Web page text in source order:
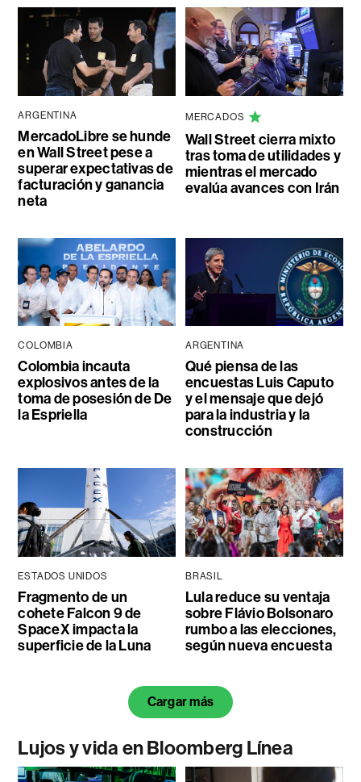
ARGENTINA
MercadoLibre se hunde
en Wall Street pese a
superar expectativas de
facturación y ganancia
neta
MERCADOS
Wall Street cierra mixto
tras toma de utilidades y
mientras el mercado
evalúa avances con Irán
COLOMBIA
Colombia incauta
explosivos antes de la
toma de posesión de De
la Espriella
ARGENTINA
Qué piensa de las
encuestas Luis Caputo
y el mensaje que dejó
para la industria y la
construcción
ESTADOS UNIDOS
Fragmento de un
cohete Falcon 9 de
SpaceX impacta la
superficie de la Luna
BRASIL
Lula reduce su ventaja
sobre Flávio Bolsonaro
rumbo a las elecciones,
según nueva encuesta
Cargar más
Lujos y vida en Bloomberg Línea